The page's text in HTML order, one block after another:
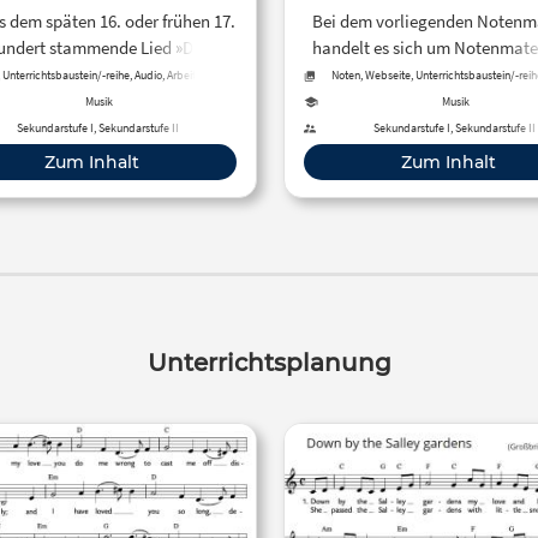
dem späten 16. oder frühen 17.
stammende Lied »Danny
wurde im Liederprojekt des
mit Noten als PDF und in
Einspielversionen
eingestellt.
Unterrichtsbaustein/-reihe, Audio, Arbeitsblatt,
Musik
Sekundarstufe I, Sekundarstufe II
Zum Inhalt
Bei dem vorliegenden
handelt es sich um
PDF-Format sowie eine
Liedeinspielung des Liedes
»Greensleeves«, ein
Liebeslied aus dem 16.
welches im
Verfügung gestellt wird.
Noten, Webseite, Unterrichtsbaustein/-
Musik
Sekundarstufe I, Sekundarstufe II
Zum Inhalt
Unterrichtsplanung